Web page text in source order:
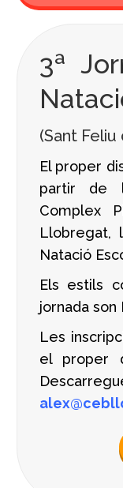
3ª
(Sant
El proper
partir de
Complex
Llobregat,
Natació
Els estils
jornada son
Les
el proper